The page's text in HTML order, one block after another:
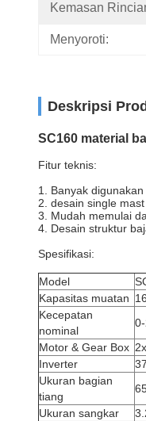
Kemasan
Menyoroti:
Deskripsi
SC160 material
Fitur teknis:
1. Banyak
2. desain single
3. Mudah memulai
4. Desain struktur
Spesifikasi:
Model
Kapasitas muatan
Kecepatan
nominal
Motor & Gear Box
Inverter
Ukuran bagian
tiang
Ukuran sangkar